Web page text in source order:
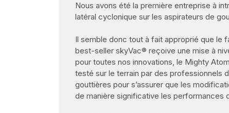
Nous avons été la première entreprise à
latéral cyclonique sur les aspirateurs de
Il semble donc tout à fait approprié que le
best-seller skyVac® reçoive une mise à
pour toutes nos innovations, le Mighty
testé sur le terrain par des professionnels
gouttières pour s’assurer que les
de manière significative les performances